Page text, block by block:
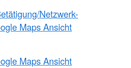
Netzwerk-
Maps Ansicht
Maps Ansicht